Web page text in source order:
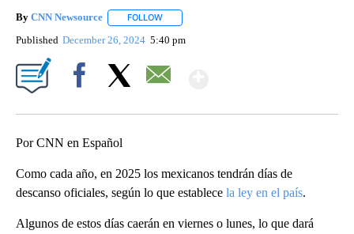
By CNN Newsource FOLLOW
Published December 26, 2024 5:40 pm
Por CNN en Español
Como cada año, en 2025 los mexicanos tendrán días de
descanso oficiales, según lo que establece la ley en el país.
Algunos de estos días caerán en viernes o lunes, lo que dará